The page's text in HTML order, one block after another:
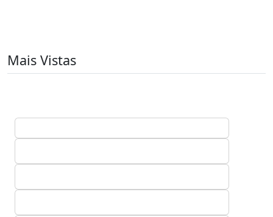
Mais Vistas